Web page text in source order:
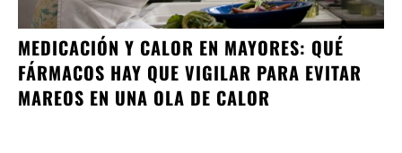
MEDICACIÓN Y CALOR EN MAYORES: QUÉ
FÁRMACOS HAY QUE VIGILAR PARA EVITAR
MAREOS EN UNA OLA DE CALOR